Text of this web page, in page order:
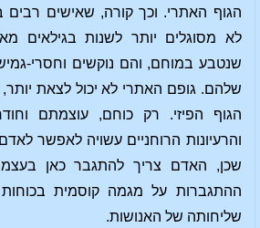
הגוף האתרי. וכך קורה, שאישים רבים
לא מסוגלים יותר לשנות בגילאים
שנטבע במוחם, והם נוקשים וחסרי-
שלהם. גופם האתרי לא יכול לצאת
הגוף הפיזי. רק כוחם, עוצמתם
והרעיונות הרוחניים עשויה לאפשר
שכן, האדם צריך להתגבר כאן
ההתגברות על מגמה קוסמית
שליחותה של האנושות.